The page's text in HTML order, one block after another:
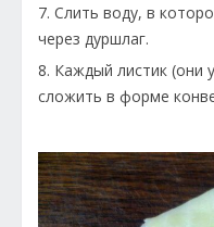
7. Слить воду, в
через дуршлаг.
8. Каждый листик (они
сложить в форме